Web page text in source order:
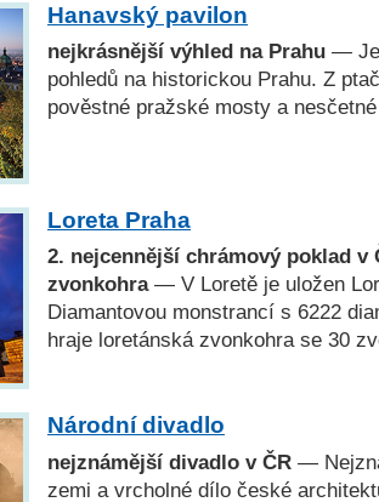
Hanavský pavilon
nejkrásnější výhled na Prahu —
pohledů na historickou Prahu. Z
pověstné pražské mosty a
Loreta Praha
2. nejcennější chrámový poklad v
zvonkohra— V Loretě je uložen
Diamantovou monstrancí s 6222
hraje loretánská zvonkohra se 30
Národní divadlo
nejznámější divadlo v ČR —
zemi a vrcholné dílo české